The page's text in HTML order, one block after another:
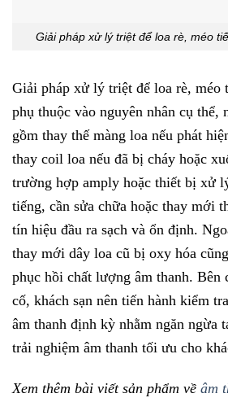
Giải pháp xử lý triệt để loa rè, méo
Giải pháp xử lý triệt để loa rè, méo
phụ thuộc vào nguyên nhân cụ thể,
gồm thay thế màng loa nếu phát
thay coil loa nếu đã bị cháy hoặc
trường hợp amply hoặc thiết bị xử
tiếng, cần sửa chữa hoặc thay mới
tín hiệu đầu ra sạch và ổn định.
thay mới dây loa cũ bị oxy hóa
phục hồi chất lượng âm thanh. Bên
cố, khách sạn nên tiến hành kiểm
âm thanh định kỳ nhằm ngăn ngừa
trải nghiệm âm thanh tối ưu cho
Xem thêm bài viết sản phẩm về âm